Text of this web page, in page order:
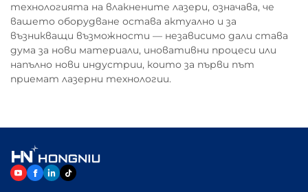
технологията на влакнените лазери, означава, че
вашето оборудване остава актуално и за
възникващи възможности — независимо дали става
дума за нови материали, иновативни процеси или
напълно нови индустрии, които за първи път
приемат лазерни технологии.